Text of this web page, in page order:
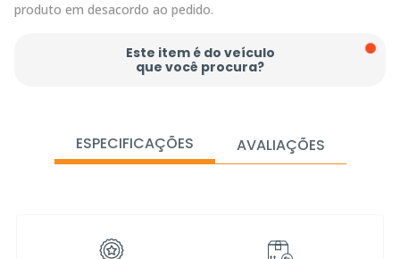
produto em desacordo ao pedido.
Este item é do veículo
que você procura?
ESPECIFICAÇÕES AVALIAÇÕES